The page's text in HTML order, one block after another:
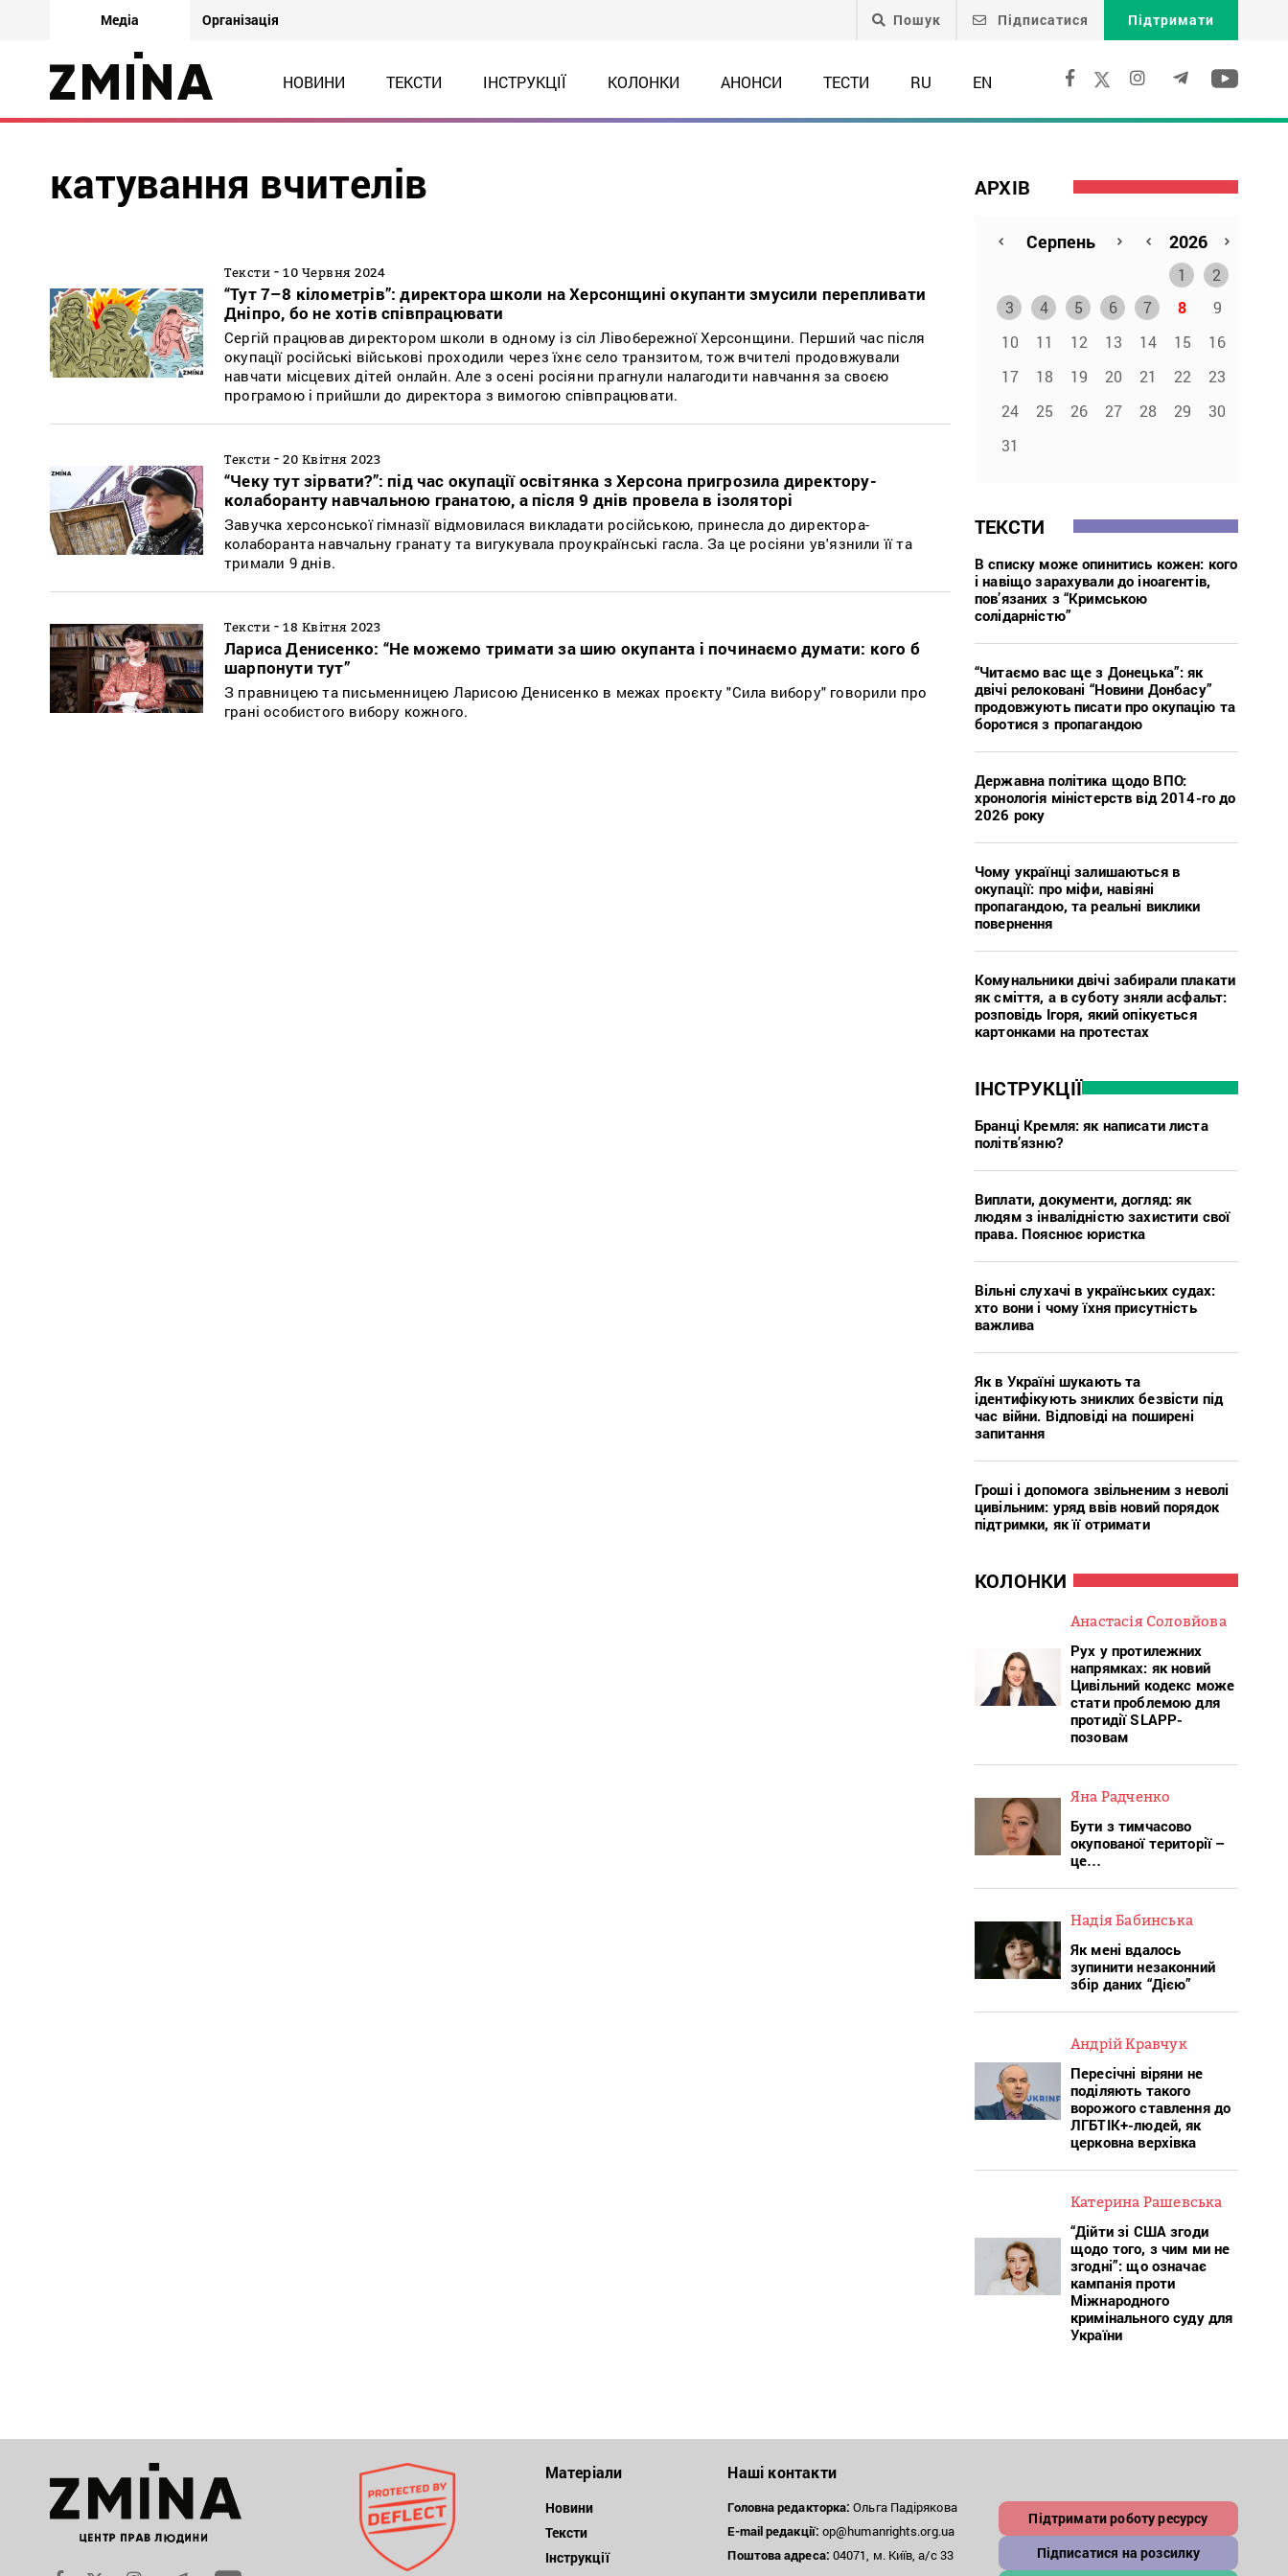
Медіа Організація Пошук Підписатися Підтримати
НОВИНИ ТЕКСТИ ІНСТРУКЦІЇ КОЛОНКИ АНОНСИ ТЕСТИ RU EN
катування вчителів
Тексти - 10 Червня 2024
“Тут 7–8 кілометрів”: директора школи на Херсонщині окупанти змусили перепливати
Дніпро, бо не хотів співпрацювати
Сергій працював директором школи в одному із сіл Лівобережної Херсонщини. Перший час після
окупації російські військові проходили через їхнє село транзитом, тож вчителі продовжували
навчати місцевих дітей онлайн. Але з осені росіяни прагнули налагодити навчання за своєю
програмою і прийшли до директора з вимогою співпрацювати.
Тексти - 20 Квітня 2023
“Чеку тут зірвати?”: під час окупації освітянка з Херсона пригрозила директору-
колаборанту навчальною гранатою, а після 9 днів провела в ізоляторі
Завучка херсонської гімназії відмовилася викладати російською, принесла до директора-
колаборанта навчальну гранату та вигукувала проукраїнські гасла. За це росіяни ув'язнили її та
тримали 9 днів.
Тексти - 18 Квітня 2023
Лариса Денисенко: “Не можемо тримати за шию окупанта і починаємо думати: кого б
шарпонути тут”
З правницею та письменницею Ларисою Денисенко в межах проєкту "Сила вибору" говорили про
грані особистого вибору кожного.
АРХІВ
1
2
3
4 5 6 7 8
9
10
11 12 13 14 15
16
17
18 19 20 21 22
23
24
25 26 27 28 29
30
31
ТЕКСТИ
В списку може опинитись кожен: кого
і навіщо зарахували до іноагентів,
пов’язаних з “Кримською
солідарністю”
“Читаємо вас ще з Донецька”: як
двічі релоковані “Новини Донбасу”
продовжують писати про окупацію та
боротися з пропагандою
Державна політика щодо ВПО:
хронологія міністерств від 2014-го до
2026 року
Чому українці залишаються в
окупації: про міфи, навіяні
пропагандою, та реальні виклики
повернення
Комунальники двічі забирали плакати
як сміття, а в суботу зняли асфальт:
розповідь Ігоря, який опікується
картонками на протестах
ІНСТРУКЦІЇ
Бранці Кремля: як написати листа
політв’язню?
Виплати, документи, догляд: як
людям з інвалідністю захистити свої
права. Пояснює юристка
Вільні слухачі в українських судах:
хто вони і чому їхня присутність
важлива
Як в Україні шукають та
ідентифікують зниклих безвісти під
час війни. Відповіді на поширені
запитання
Гроші і допомога звільненим з неволі
цивільним: уряд ввів новий порядок
підтримки, як її отримати
КОЛОНКИ
Анастасія Соловйова
Рух у протилежних
напрямках: як новий
Цивільний кодекс може
стати проблемою для
протидії SLAPP-
позовам
Яна Радченко
Бути з тимчасово
окупованої території –
це…
Надія Бабинська
Як мені вдалось
зупинити незаконний
збір даних “Дією”
Андрій Кравчук
Пересічні віряни не
поділяють такого
ворожого ставлення до
ЛГБТІК+-людей, як
церковна верхівка
Катерина Рашевська
“Дійти зі США згоди
щодо того, з чим ми не
згодні”: що означає
кампанія проти
Міжнародного
кримінального суду для
України
Матеріали
Новини
Тексти
Інструкції
Наші контакти
Головна редакторка: Ольга Падірякова
E-mail редакції: op@humanrights.org.ua
Поштоваадреса: 04071, м. Київ, а/с 33
Підтримати роботу ресурсу
Підписатися на розсилку